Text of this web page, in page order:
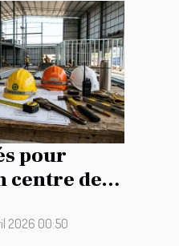
pour
centre de
2026 00:50